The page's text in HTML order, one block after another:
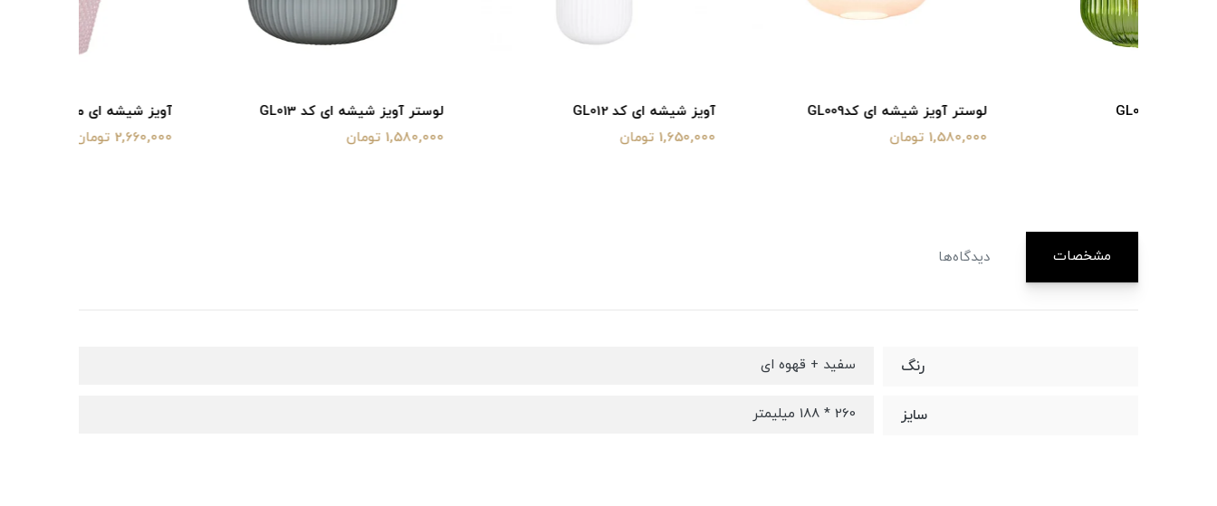
لوستر آویز شیشه ای کدGL009
آویز شیشه ای کد GL012
لوستر آویز شیشه ای کد GL013
آویز شیشه ای مدل GL021
مشخصات دیدگاه‌ها
رنگ سفید + قهوه ای
سایز 260 * 188 میلیمتر